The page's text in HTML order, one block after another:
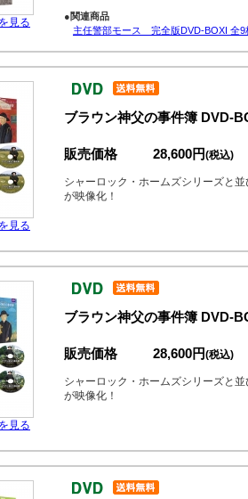
見る
●関連商品
主任警部モース 完全版DVD-BOXI 全9
見る
ブラウン神父の事件簿 DVD-
販売価格 28,600円(税込)
シャーロック・ホームズシリーズと
が映像化！
見る
ブラウン神父の事件簿 DVD-
販売価格 28,600円(税込)
シャーロック・ホームズシリーズと
が映像化！